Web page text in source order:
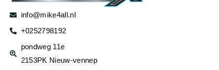
info@mike4all.nl
+0252798192
pondweg 11e
2153PK Nieuw-vennep